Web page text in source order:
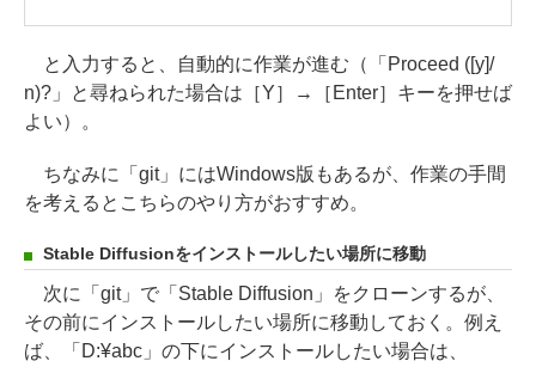
と入力すると、自動的に作業が進む（「Proceed ([y]/
n)?」と尋ねられた場合は［Y］→［Enter］キーを押せば
よい）。
ちなみに「git」にはWindows版もあるが、作業の手間
を考えるとこちらのやり方がおすすめ。
Stable Diffusionをインストールしたい場所に移動
次に「git」で「Stable Diffusion」をクローンするが、
その前にインストールしたい場所に移動しておく。例え
ば、「D:¥abc」の下にインストールしたい場合は、